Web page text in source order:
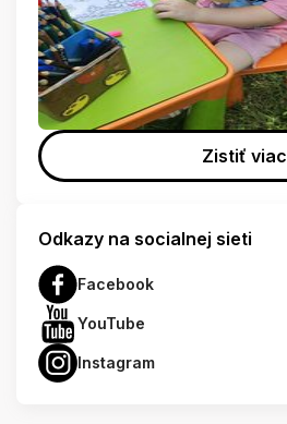
Zistiť viac
Odkazy na socialnej sieti
Facebook
YouTube
Instagram